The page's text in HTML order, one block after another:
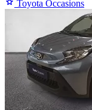
Toyota Occasions